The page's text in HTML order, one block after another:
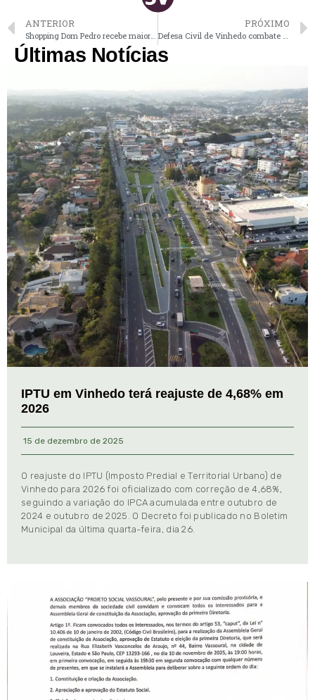
ANTERIOR PRÓXIMO
Últimas Notícias
IPTU em Vinhedo terá reajuste de 4,68% em
2026
15 de dezembro de 2025
O reajuste do IPTU (Imposto Predial e Territorial Urbano) de
Vinhedo para 2026 foi oficializado com correção de 4,68%,
seguindo a variação do IPCA acumulada entre outubro de
2024 e outubro de 2025. O Decreto foi publicado no Boletim
Municipal da última quarta-feira, dia 26.